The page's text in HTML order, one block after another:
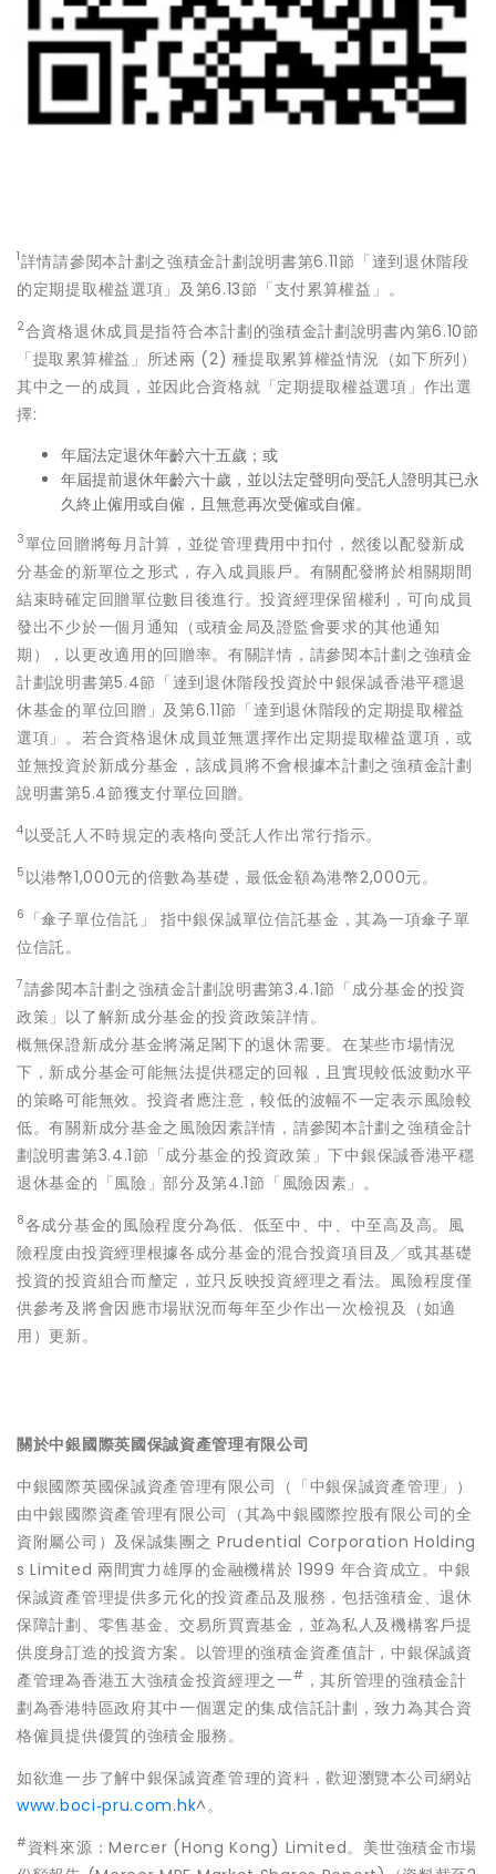
1詳情請參閱本計劃之強積金計劃說明書第6.11節「達到退休階段
的定期提取權益選項」及第6.13節「支付累算權益」。
2合資格退休成員是指符合本計劃的強積金計劃說明書內第6.10節
「提取累算權益」所述兩 (2)種提取累算權益情況（如下所列）
其中之一的成員，並因此合資格就「定期提取權益選項」作出選
擇:
年屆法定退休年齡六十五歲； 或
年屆提前退休年齡六十歲，並以法定聲明向受託人證明其已永
久終止僱用或自僱，且無意再次受僱或自僱。
3單位回贈將每月計算，並從管理費用中扣付，然後以配發新成
分基金的新單位之形式，存入成員賬戶。有關配發將於相關期間
結束時確定回贈單位數目後進行。投資經理保留權利，可向成員
發出不少於一個月通知（或積金局及證監會要求的其他通知
期），以更改適用的回贈率。有關詳情，請參閱本計劃之強積金
計劃說明書第5.4節「達到退休階段投資於中銀保誠香港平穩退
休基金的單位回贈」及第6.11節「達到退休階段的定期提取權益
選項」。若合資格退休成員並無選擇作出定期提取權益選項， 或
並無投資於新成分基金，該成員將不會根據本計劃之強積金計劃
說明書第5.4節獲支付單位回贈。
4以受託人不時規定的表格向受託人作出常行指示。
5 以港幣1,000元的倍數為基礎，最低金額為港幣2,000元。
6
「傘子單位信託」 指中銀保誠單位信託基金，其為一項傘子單
位信託。
7請參閱本計劃之強積金計劃說明書第3.4.1節「成分基金的投資
政策」以了解新成分基金的投資政策詳情。
概無保證新成分基金將滿足閣下的退休需要。在某些市場情況
下，新成分基金可能無法提供穩定的回報，且實現較低波動水平
的策略可能無效。投資者應注意，較低的波幅不一定表示風險較
低。有關新成分基金之風險因素詳情，請參閱本計劃之強積金計
劃說明書第3.4.1節「成分基金的投資政策」下中銀保誠香港平穩
退休基金的「風險」部分及第4.1節「風險因素」。
8各成分基金的風險程度分為低、低至中、中、中至高及高。風
險程度由投資經理根據各成分基金的混合投資項目及╱或其基礎
投資的投資組合而釐定，並只反映投資經理之看法。風險程度僅
供參考及將會因應市場狀況而每年至少作出一次檢視及（如適
用）更新。
關於中銀國際英國保誠資產管理有限公司
中銀國際英國保誠資產管理有限公司（「中銀保誠資產管理」）
由中銀國際資產管理有限公司（其為中銀國際控股有限公司的全
資附屬公司）及保誠集團之 Prudential Corporation Holding
s Limited 兩間實力雄厚的金融機構於 1999 年合資成立。中銀
保誠資產管理提供多元化的投資產品及服務，包括強積金、退休
保障計劃、零售基金、交易所買賣基金，並為私人及機構客戶提
供度身訂造的投資方案。以管理的強積金資產值計，中銀保誠資
產管理為香港五大強積金投資經理之一# ，其所管理的強積金計
劃為香港特區政府其中一個選定的集成信託計劃，致力為其合資
格僱員提供優質的強積金服務。
如欲進一步了解中銀保誠資產管理的資料，歡迎瀏覽本公司網站
www.boci‐pru.com.hk^。
#資料來源：Mercer (Hong Kong) Limited。美世強積金市場